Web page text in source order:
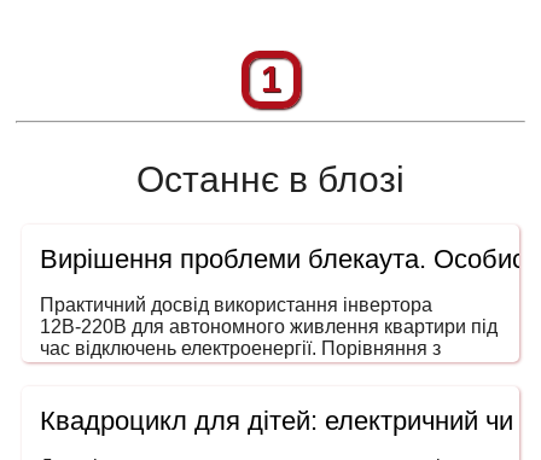
1
Останнє в блозі
Вирішення проблеми блекаута.
Практичний досвід використання інвертора
12В-220В для автономного живлення квартири під
час відключень електроенергії. Порівняння з
генераторами, ДБЖ і power station. На що звертати
Квадроцикл для дітей: електричний чи